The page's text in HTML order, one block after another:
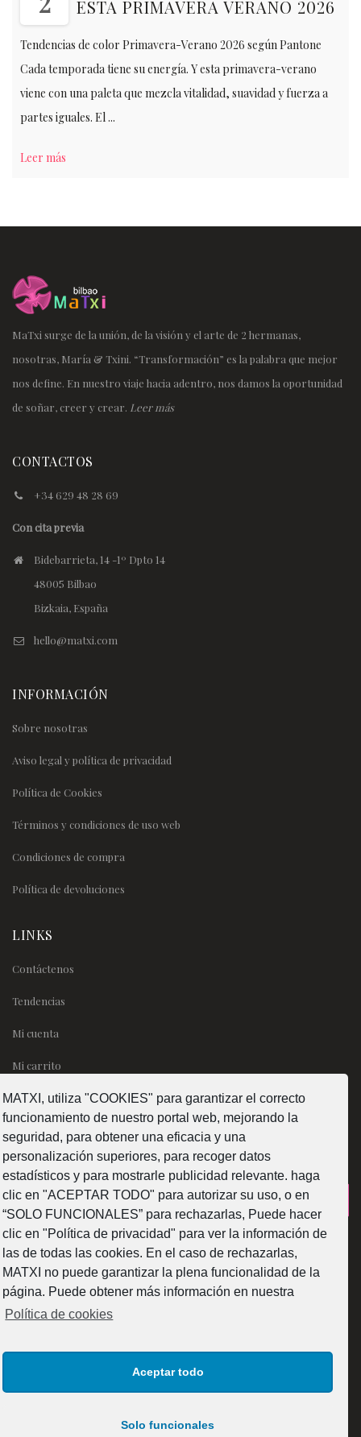
MATXI, utiliza "COOKIES" para garantizar el correcto
funcionamiento de nuestro portal web, mejorando la
seguridad, para obtener una eficacia y una
personalización superiores, para recoger datos
estadísticos y para mostrarle publicidad relevante. haga
clic en "ACEPTAR TODO" para autorizar su uso, o en
“SOLO FUNCIONALES” para rechazarlas, Puede hacer
clic en "Política de privacidad" para ver la información de
las de todas las cookies. En el caso de rechazarlas,
MATXI no puede garantizar la plena funcionalidad de la
página. Puede obtener más información en nuestra
Política de cookies
Aceptar todo
Solo funcionales
ESTA PRIMAVERA VERANO 2026
Tendencias de color Primavera-Verano 2026 según Pantone
Cada temporada tiene su energía. Y esta primavera-verano
viene con una paleta que mezcla vitalidad, suavidad y fuerza a
partes iguales. El ...
Leer más
MaTxi surge de la unión, de la visión y el arte de 2 hermanas,
nosotras, María & Txini. “Transformación” es la palabra que mejor
nos define. En nuestro viaje hacia adentro, nos damos la oportunidad
de soñar, creer y crear. Leer más
CONTACTOS
+34 629 48 28 69
Con cita previa
Bidebarrieta, 14 -1º Dpto 14
48005 Bilbao
Bizkaia, España
hello@matxi.com
INFORMACIÓN
Sobre nosotras
Aviso legal y política de privacidad
Política de Cookies
Términos y condiciones de uso web
Condiciones de compra
Política de devoluciones
LINKS
Contáctenos
Tendencias
Mi cuenta
Mi carrito
SÍGUENOS
¿Como fabricamos?